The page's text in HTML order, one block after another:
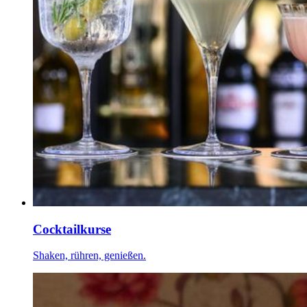
Cocktailkurse
Shaken, rühren, genießen.